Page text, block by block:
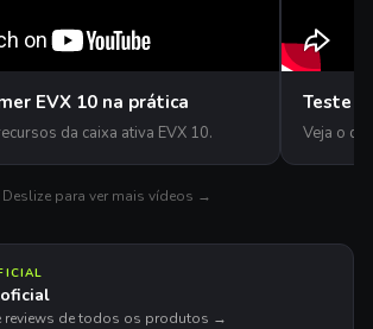
EVX 10 na prática
da caixa ativa EVX 10.
Teste
Veja o
Deslize para ver mais vídeos →
reviews de todos os produtos →